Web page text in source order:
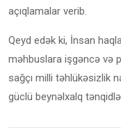
açıqlamalar verib.
Qeyd edək ki, İnsan
məhbuslara işgəncə və
sağçı milli təhlükəsizlik
güclü beynəlxalq